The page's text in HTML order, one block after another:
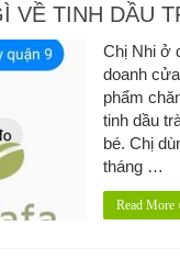
VỀ TINH DẦU
Chị Nhi ở
doanh
phẩm
tinh dầu
bé. Chị
tháng …
Read More